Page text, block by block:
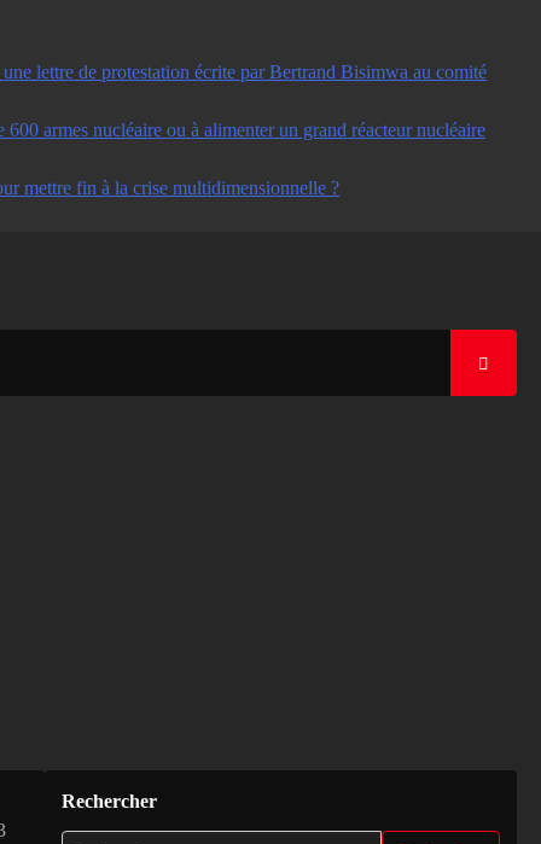
lettre de protestation écrite par Bertrand Bisimwa au comité
armes nucléaire ou à alimenter un grand réacteur nucléaire
mettre fin à la crise multidimensionnelle ?
Rechercher